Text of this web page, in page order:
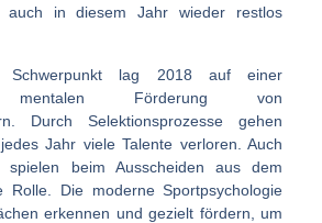
auch in diesem Jahr wieder restlos
Schwerpunkt lag 2018 auf einer
mentalen Förderung von
Durch Selektionsprozesse gehen
Jahr viele Talente verloren. Auch
spielen beim Ausscheiden aus dem
Rolle. Die moderne Sportpsychologie
erkennen und gezielt fördern, um